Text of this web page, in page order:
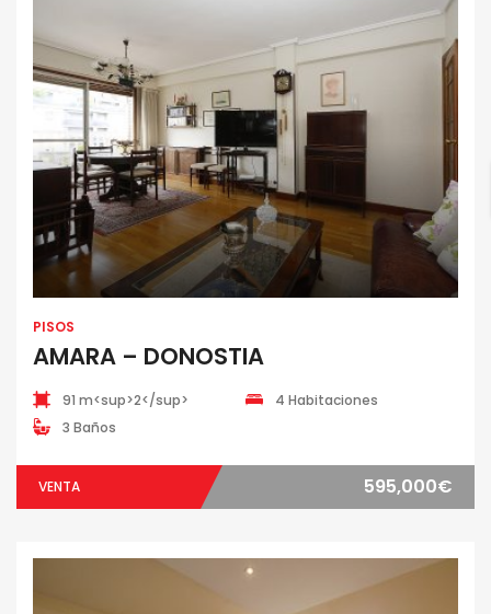
PISOS
AMARA – DONOSTIA
91 m<sup>2</sup>
4 Habitaciones
3 Baños
VENTA 595,000€